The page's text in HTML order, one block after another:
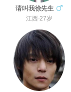
请叫我徐先生
江西·27岁